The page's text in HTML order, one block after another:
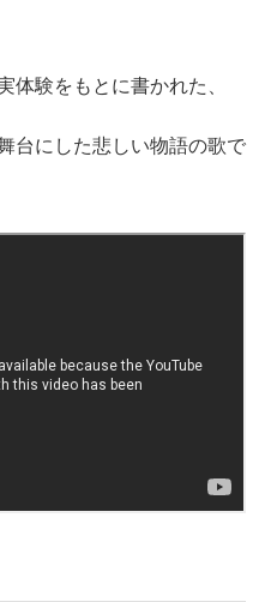
体験をもとに書かれた、
台にした悲しい物語の歌で